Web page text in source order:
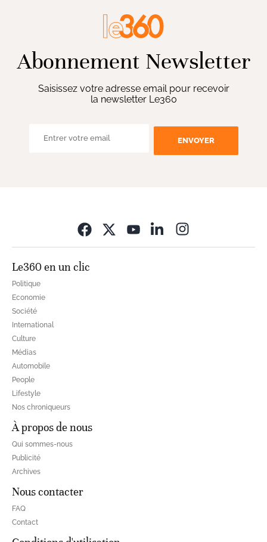
Abonnement Newsletter
Saisissez votre adresse email pour recevoir
la newsletter Le360
ENVOYER
Le360 en un clic
Politique
Economie
Société
International
Culture
Médias
Automobile
People
Lifestyle
Nos chroniqueurs
À propos de nous
Qui sommes-nous
Publicité
Archives
Nous contacter
FAQ
Contact